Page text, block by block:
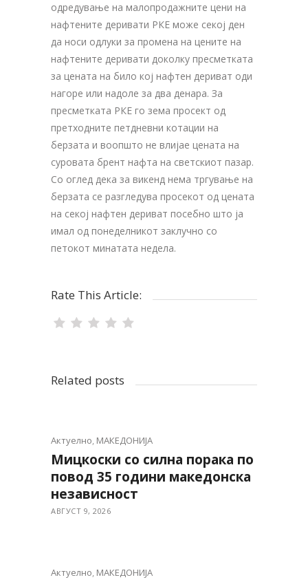
одредување на малопродажните цени на
нафтените деривати РКЕ може секој ден
да носи одлуки за промена на цените на
нафтените деривати доколку пресметката
за цената на било кој нафтен дериват оди
нагоре или надоле за два денара. За
пресметката РКЕ го зема просект од
претходните петдневни котации на
берзата и воопшто не влијае цената на
суровата брент нафта на светскиот пазар.
Со оглед дека за викенд нема тргување на
берзата се разгледува просекот од цената
на секој нафтен дериват посебно што ја
имал од понеделникот заклучно со
петокот минатата недела.
Rate This Article:
Related posts
Актуелно, МАКЕДОНИЈА
Мицкоски со силна порака по
повод 35 години македонска
независност
АВГУСТ 9, 2026
Актуелно, МАКЕДОНИЈА